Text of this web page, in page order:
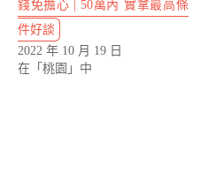
錢免擔心 | 50萬內 實拿最高條
件好談
2022 年 10 月 19 日
在「桃園」中